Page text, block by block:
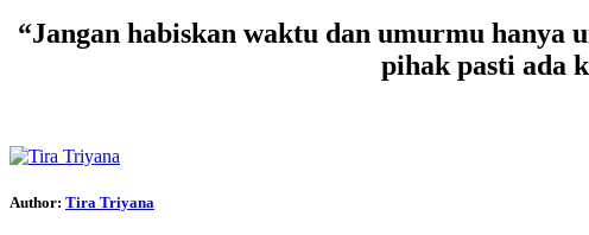
“Jangan habiskan waktu dan umurmu hanya
pihak pasti ada
Author: Tira Triyana